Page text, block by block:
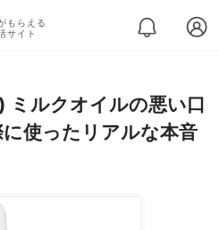
もらえる
サイト
ミルクオイルの悪い口
使ったリアルな本音